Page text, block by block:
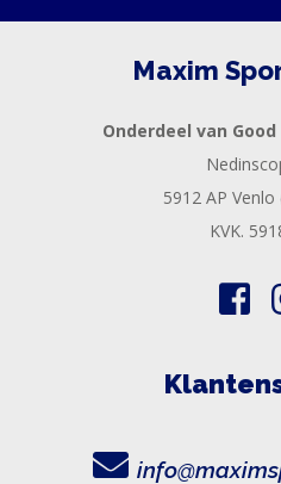
Maxim
Onderdeel van
5912 AP
KVK.